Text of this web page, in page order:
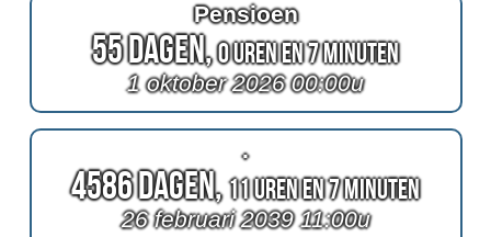
Pensioen
55 Dagen,0 Uren en 7 Minuten
1 oktober 2026 00:00u
.
4586 Dagen,11 Uren en 7 Minuten
26 februari 2039 11:00u